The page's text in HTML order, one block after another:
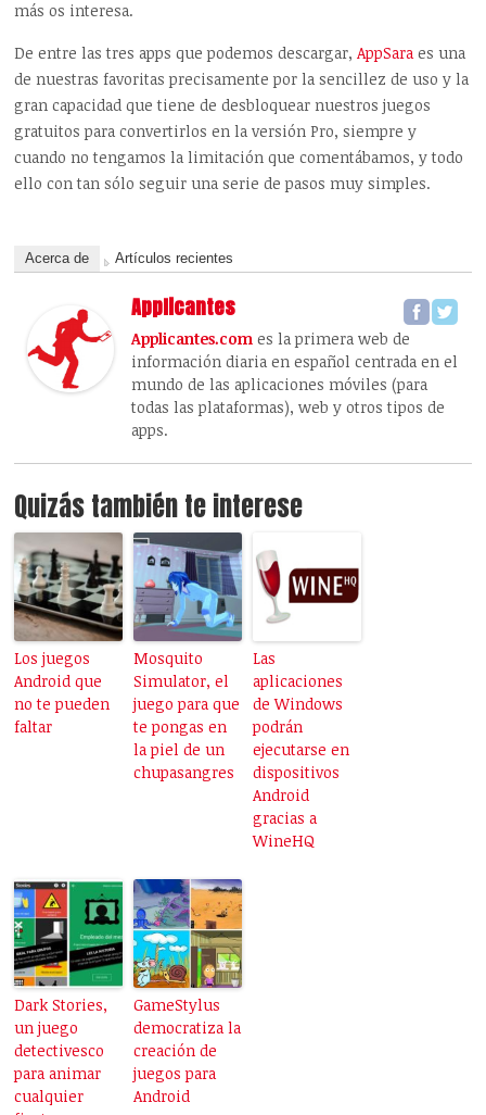
más os interesa.
De entre las tres apps que podemos descargar, AppSaraes una
de nuestras favoritas precisamente por la sencillez de uso y la
gran capacidad que tiene de desbloquear nuestros juegos
gratuitos para convertirlos en la versión Pro, siempre y
cuando no tengamos la limitación que comentábamos, y todo
ello con tan sólo seguir una serie de pasos muy simples.
Acerca de Artículos recientes
Applicantes
Applicantes.com es la primera web de
información diaria en español centrada en el
mundo de las aplicaciones móviles (para
todas las plataformas), web y otros tipos de
apps.
Quizás también te interese
Los juegos
Android que
no te pueden
faltar
Mosquito
Simulator, el
juego para que
te pongas en
la piel de un
chupasangres
Las
aplicaciones
de Windows
podrán
ejecutarse en
dispositivos
Android
gracias a
WineHQ
Dark Stories,
un juego
detectivesco
para animar
cualquier
GameStylus
democratiza la
creación de
juegos para
Android